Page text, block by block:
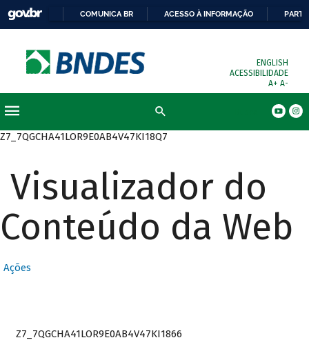
COMUNICA BR ACESSO À INFORMAÇÃO
ENGLISH
ACESSIBILIDADE
A+ A-
Z7_7QGCHA41LOR9E0AB4V47KI18Q7
Visualizador do
Conteúdo da Web
Ações
Z7_7QGCHA41LOR9E0AB4V47KI1866